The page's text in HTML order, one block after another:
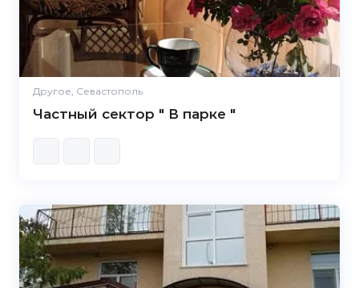
Другое, Севастополь
Частный сектор " В парке "